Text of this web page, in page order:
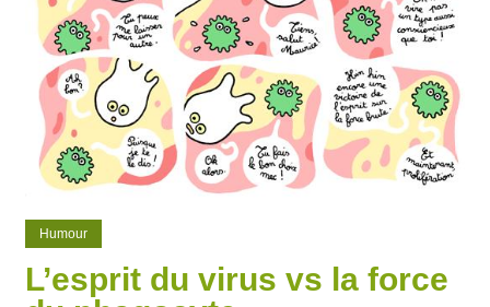
Humour
L’esprit du virus vs la force